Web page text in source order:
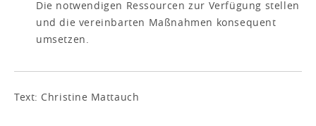
Die notwendigen Ressourcen zur Verfügung stellen
und die vereinbarten Maßnahmen konsequent
umsetzen.
Text: Christine Mattauch